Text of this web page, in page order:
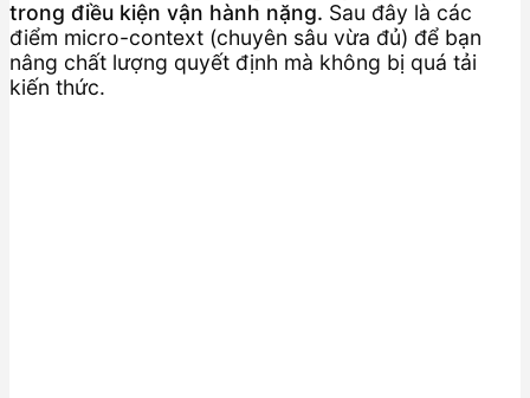
trong điều kiện vận hành nặng. Sau đây là các
điểm micro-context (chuyên sâu vừa đủ) để bạn
nâng chất lượng quyết định mà không bị quá tải
kiến thức.